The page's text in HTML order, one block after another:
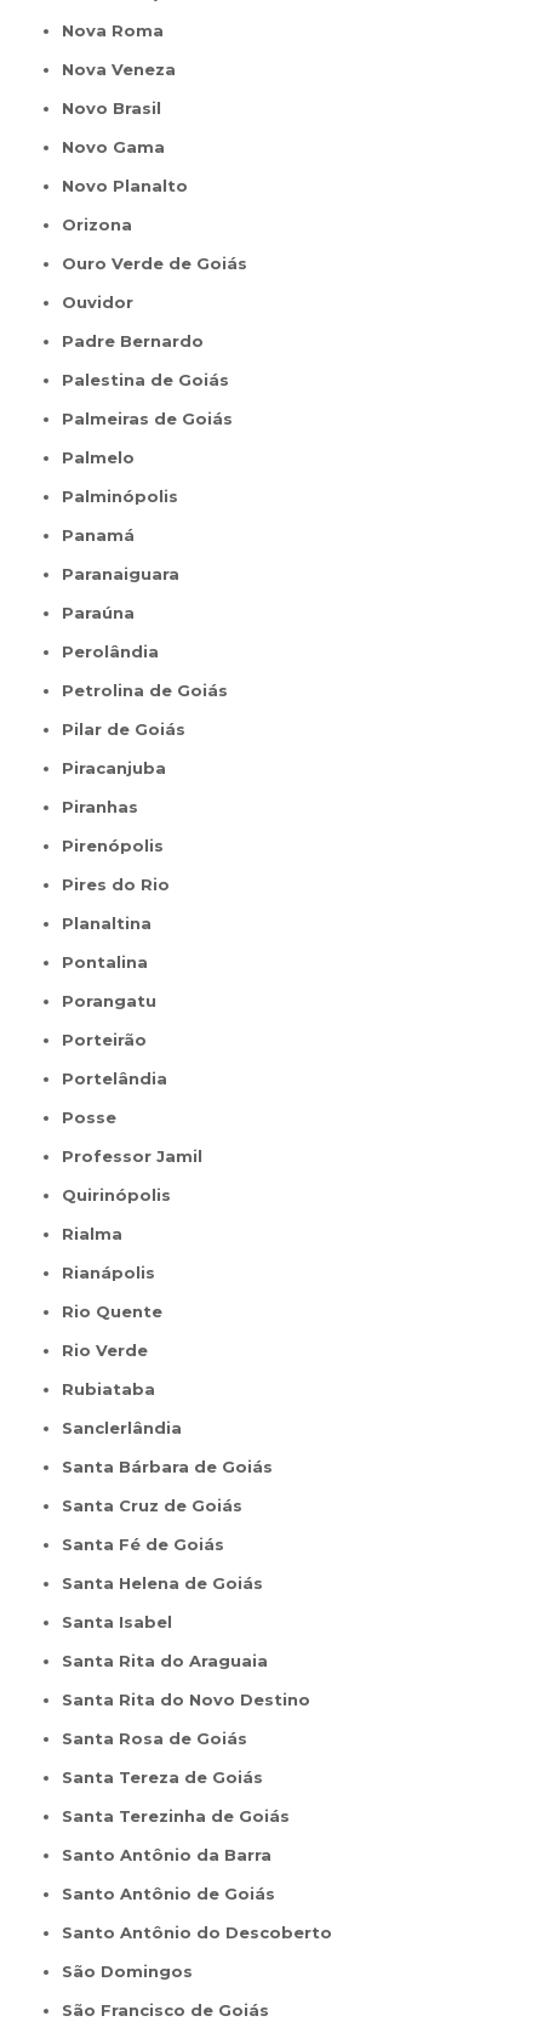
Nova Roma
Nova Veneza
Novo Brasil
Novo Gama
Novo Planalto
Orizona
Ouro Verde de Goiás
Ouvidor
Padre Bernardo
Palestina de Goiás
Palmeiras de Goiás
Palmelo
Palminópolis
Panamá
Paranaiguara
Paraúna
Perolândia
Petrolina de Goiás
Pilar de Goiás
Piracanjuba
Piranhas
Pirenópolis
Pires do Rio
Planaltina
Pontalina
Porangatu
Porteirão
Portelândia
Posse
Professor Jamil
Quirinópolis
Rialma
Rianápolis
Rio Quente
Rio Verde
Rubiataba
Sanclerlândia
Santa Bárbara de Goiás
Santa Cruz de Goiás
Santa Fé de Goiás
Santa Helena de Goiás
Santa Isabel
Santa Rita do Araguaia
Santa Rita do Novo Destino
Santa Rosa de Goiás
Santa Tereza de Goiás
Santa Terezinha de Goiás
Santo Antônio da Barra
Santo Antônio de Goiás
Santo Antônio do Descoberto
São Domingos
São Francisco de Goiás